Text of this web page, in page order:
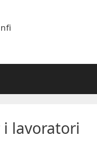
lavoratori